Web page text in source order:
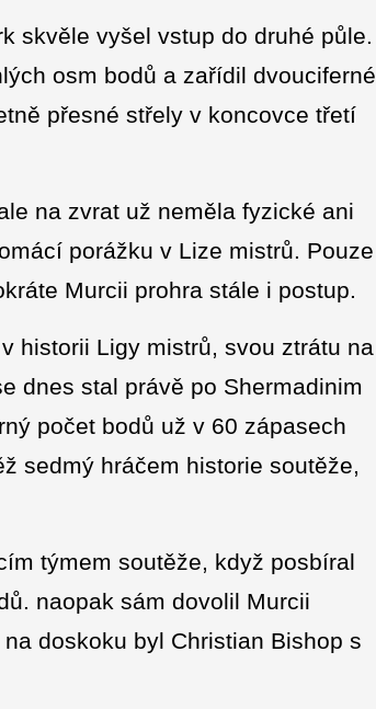
skvěle vyšel vstup do druhé půle.
osm bodů a zařídil dvouciferné
přesné střely v koncovce třetí
na zvrat už neměla fyzické ani
porážku v Lize mistrů. Pouze
Murcii prohra stále i postup.
historii Ligy mistrů, svou ztrátu na
dnes stal právě po Shermadinim
počet bodů už v 60 zápasech
sedmý hráčem historie soutěže,
týmem soutěže, když posbíral
naopak sám dovolil Murcii
doskoku byl Christian Bishop s